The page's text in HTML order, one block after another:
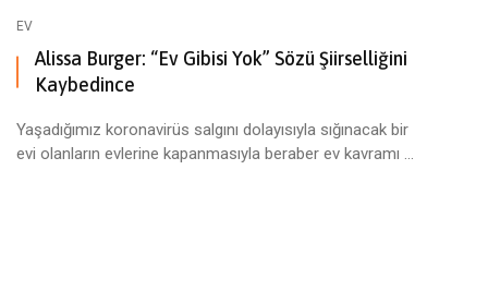
EV
Alissa Burger: “Ev Gibisi Yok” Sözü Şiirselliğini
Kaybedince
Yaşadığımız koronavirüs salgını dolayısıyla sığınacak bir
evi olanların evlerine kapanmasıyla beraber ev kavramı ...